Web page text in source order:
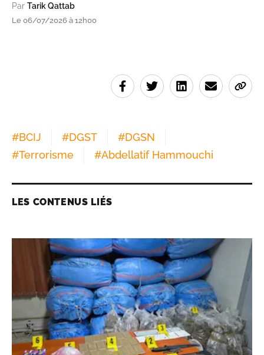
Par Tarik Qattab
Le 06/07/2026 à 12h00
#BCIJ #DGST #DGSN
#Terrorisme #Abdellatif Hammouchi
LES CONTENUS LIÉS